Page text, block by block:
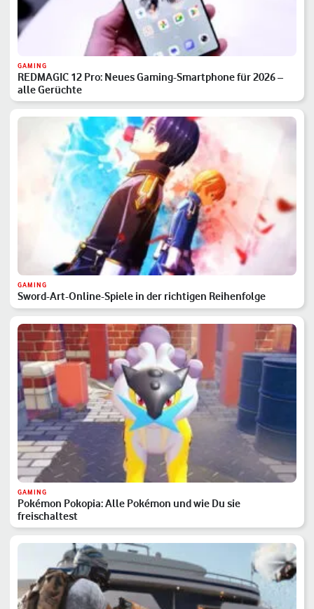
GAMING
REDMAGIC 12 Pro: Neues Gaming-Smartphone für 2026 –
alle Gerüchte
GAMING
Sword-Art-Online-Spiele in der richtigen Reihenfolge
GAMING
Pokémon Pokopia: Alle Pokémon und wie Du sie
freischaltest